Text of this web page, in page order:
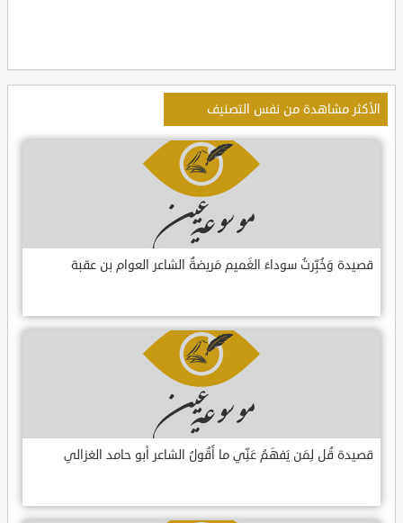
الأكثر مشاهدة من نفس التصنيف
قصيدة وَخُبِّرتُ سوداءَ الغَميم مَريضةٌ الشاعر العوام بن عقبة
قصيدة قُل لِمَن يَفهَمُ عَنِّي ما أَقُولُ الشاعر أبو حامد الغزالي